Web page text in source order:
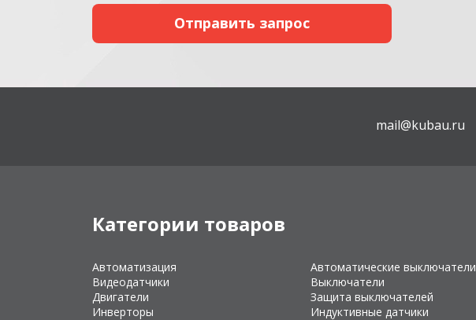
mail@kubau.ru
Категории товаров
Автоматизация Автоматические выключатели
Видеодатчики
Выключатели
Двигатели
Защита выключателей
Инверторы
Индуктивные датчики